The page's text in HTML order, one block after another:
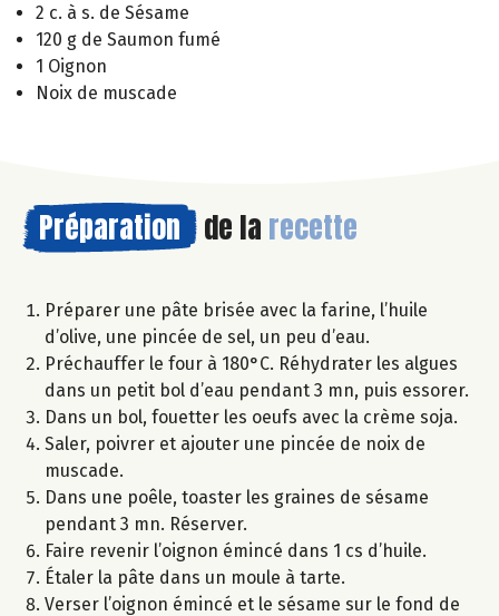
2 c. à s. de Sésame
120 g de Saumon fumé
1 Oignon
Noix de muscade
Préparation de la recette
Préparer une pâte brisée avec la farine, l’huile
d’olive, une pincée de sel, un peu d’eau.
Préchauffer le four à 180°C. Réhydrater les algues
dans un petit bol d’eau pendant 3 mn, puis essorer.
Dans un bol, fouetter les oeufs avec la crème soja.
Saler, poivrer et ajouter une pincée de noix de
muscade.
Dans une poêle, toaster les graines de sésame
pendant 3 mn. Réserver.
Faire revenir l’oignon émincé dans 1 cs d’huile.
Étaler la pâte dans un moule à tarte.
Verser l’oignon émincé et le sésame sur le fond de